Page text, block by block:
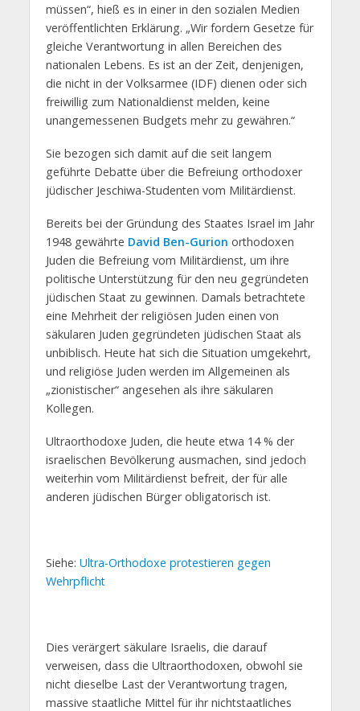
müssen“, hieß es in einer in den sozialen Medien
veröffentlichten Erklärung. „Wir fordern Gesetze für
gleiche Verantwortung in allen Bereichen des
nationalen Lebens. Es ist an der Zeit, denjenigen,
die nicht in der Volksarmee (IDF) dienen oder sich
freiwillig zum Nationaldienst melden, keine
unangemessenen Budgets mehr zu gewähren.“
Sie bezogen sich damit auf die seit langem
geführte Debatte über die Befreiung orthodoxer
jüdischer Jeschiwa-Studenten vom Militärdienst.
Bereits bei der Gründung des Staates Israel im Jahr
1948 gewährte David Ben-Gurion orthodoxen
Juden die Befreiung vom Militärdienst, um ihre
politische Unterstützung für den neu gegründeten
jüdischen Staat zu gewinnen. Damals betrachtete
eine Mehrheit der religiösen Juden einen von
säkularen Juden gegründeten jüdischen Staat als
unbiblisch. Heute hat sich die Situation umgekehrt,
und religiöse Juden werden im Allgemeinen als
„zionistischer“ angesehen als ihre säkularen
Kollegen.
Ultraorthodoxe Juden, die heute etwa 14 % der
israelischen Bevölkerung ausmachen, sind jedoch
weiterhin vom Militärdienst befreit, der für alle
anderen jüdischen Bürger obligatorisch ist.
Siehe: Ultra-Orthodoxe protestieren gegen
Wehrpflicht
Dies verärgert säkulare Israelis, die darauf
verweisen, dass die Ultraorthodoxen, obwohl sie
nicht dieselbe Last der Verantwortung tragen,
massive staatliche Mittel für ihr nichtstaatliches